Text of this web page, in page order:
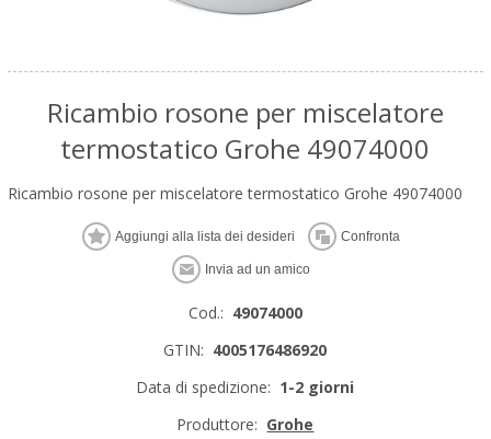
Ricambio rosone per miscelatore
termostatico Grohe 49074000
Ricambio rosone per miscelatore termostatico Grohe 49074000
Cod.: 49074000
GTIN: 4005176486920
Data di spedizione: 1-2 giorni
Produttore: Grohe